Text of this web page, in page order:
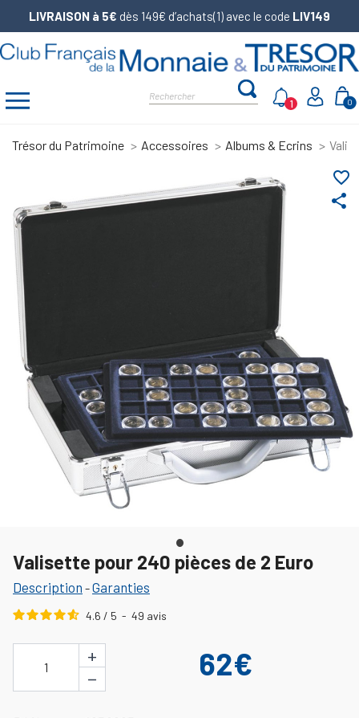
LIVRAISON à 5€ dès 149€ d’achats(1) avec le code LIV149
0
1
Trésor du Patrimoine Accessoires Albums & Ecrins
share
favorite_border
Valisette pour 240 pièces de 2 Euro
Description -Garanties
4.6 / 5 - 49 avis
1
+
−
62€